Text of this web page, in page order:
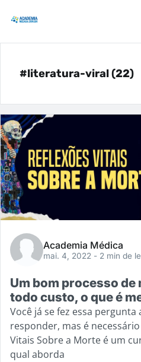
#literatura-viral (22)
Academia Médica
mai. 4, 2022 - 2 min de
Um bom processo de
todo custo, o que é
Você já se fez essa pergunta
responder, mas é
Vitais Sobre a Morte é um
qual aborda